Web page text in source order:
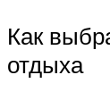
Как
отдыха